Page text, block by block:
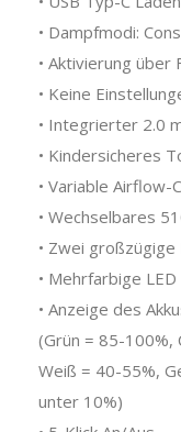
• Dampfmodi:
• Aktivierung über
• Keine
• Integrierter 2.0
• Kindersicheres
• Variable Airflow-
• Wechselbares
• Zwei
• Mehrfarbige
• Anzeige des
(Grün = 85-100%,
Weiß = 40-55%,
unter 10%)